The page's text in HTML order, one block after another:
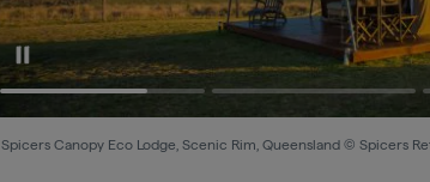
Spicers Canopy Eco Lodge, Scenic Rim, Queensland © Spicers